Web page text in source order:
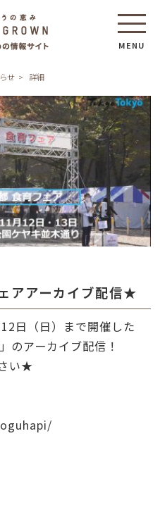
MENU
せ 詳細
アアーカイブ配信★
日（日）まで開催した
のアーカイブ配信！
い★